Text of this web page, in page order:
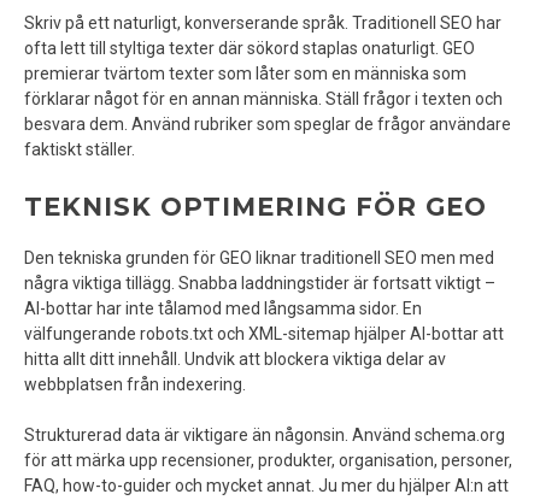
Skriv på ett naturligt, konverserande språk. Traditionell SEO har
ofta lett till styltiga texter där sökord staplas onaturligt. GEO
premierar tvärtom texter som låter som en människa som
förklarar något för en annan människa. Ställ frågor i texten och
besvara dem. Använd rubriker som speglar de frågor användare
faktiskt ställer.
TEKNISK OPTIMERING FÖR GEO
Den tekniska grunden för GEO liknar traditionell SEO men med
några viktiga tillägg. Snabba laddningstider är fortsatt viktigt –
AI-bottar har inte tålamod med långsamma sidor. En
välfungerande robots.txt och XML-sitemap hjälper AI-bottar att
hitta allt ditt innehåll. Undvik att blockera viktiga delar av
webbplatsen från indexering.
Strukturerad data är viktigare än någonsin. Använd schema.org
för att märka upp recensioner, produkter, organisation, personer,
FAQ, how-to-guider och mycket annat. Ju mer du hjälper AI:n att